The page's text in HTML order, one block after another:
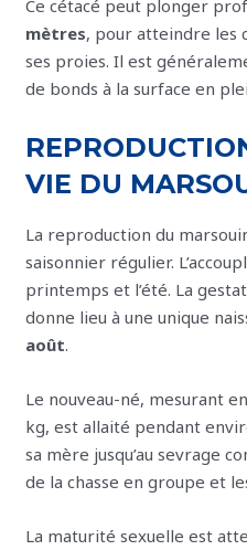
Ce cétacé peut plonger
mètres, pour atteindre les
ses proies. Il est
de bonds à la surface en
VIE DU
La reproduction du
saisonnier régulier.
printemps et l’été. La
donne lieu à une unique
août.
Le nouveau-né, mesurant
kg, est allaité pendant
sa mère jusqu’au sevrage
de la chasse en groupe et
La maturité sexuelle est